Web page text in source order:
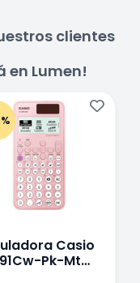
clientes
en Lumen!
Casio
Pk-Mt